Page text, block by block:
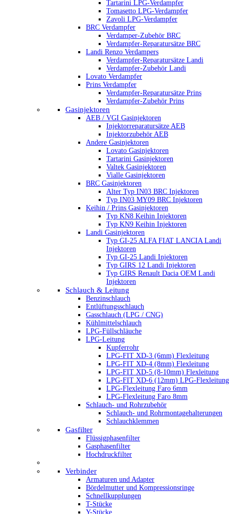
Tartarini LPG-Verdampfer
Tomasetto LPG-Verdampfer
Zavoli LPG-Verdampfer
BRC Verdampfer
Verdamper-Zubehör BRC
Verdampfer-Reparatursätze BRC
Landi Renzo Verdampers
Verdampfer-Reparatursätze Landi
Verdampfer-Zubehör Landi
Lovato Verdampfer
Prins Verdampfer
Verdampfer-Reparatursätze Prins
Verdampfer-Zubehör Prins
Gasinjektoren
AEB / VGI Gasinjektoren
Injektorreparatursätze AEB
Injektorzubehör AEB
Andere Gasinjektoren
Lovato Gasinjektoren
Tartarini Gasinjektoren
Valtek Gasinjektoren
Vialle Gasinjektoren
BRC Gasinjektoren
Alter Typ IN03 BRC Injektoren
Typ IN03 MY09 BRC Injektoren
Keihin / Prins Gasinjektoren
Typ KN8 Keihin Injektoren
Typ KN9 Keihin Injektoren
Landi Gasinjektoren
Typ GI-25 ALFA FIAT LANCIA Landi
Injektoren
Typ GI-25 Landi Injektoren
Typ GIRS 12 Landi Injektoren
Typ GIRS Renault Dacia OEM Landi
Injektoren
Schlauch & Leitung
Benzinschlauch
Entlüftungsschlauch
Gasschlauch (LPG / CNG)
Kühlmittelschlauch
LPG-Füllschläuche
LPG-Leitung
Kupferrohr
LPG-FIT XD-3 (6mm) Flexleitung
LPG-FIT XD-4 (8mm) Flexleitung
LPG-FIT XD-5 (8-10mm) Flexleitung
LPG-FIT XD-6 (12mm) LPG-Flexleitung
LPG-Flexleitung Faro 6mm
LPG-Flexleitung Faro 8mm
Schlauch- und Rohrzubehör
Schlauch- und Rohrmontagehalterungen
Schlauchklemmen
Gasfilter
Flüssigphasenfilter
Gasphasenfilter
Hochdruckfilter
Verbinder
Armaturen und Adapter
Bördelmutter und Kompressionsringe
Schnellkupplungen
T-Stücke
Y-Stücke